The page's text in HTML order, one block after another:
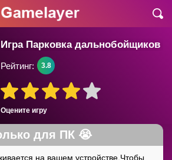
Игра Парковка дальнобойщиков
Оцените игру
Рейтинг: 3.8